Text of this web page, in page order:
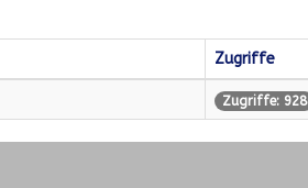
Zugriffe
Zugriffe: 928